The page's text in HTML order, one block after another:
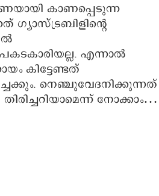
കാണപ്പെടുന്ന
എന്നാല്‍
കിട്ടേണ്ടത്
നെഞ്ചുവേദനിക്കുന്നത്
നോക്കാം…